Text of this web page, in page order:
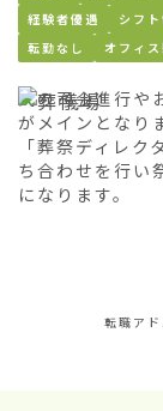
経験者優遇
シフ
転勤なし
オフィ
式の司会進行や
がメインとなり
「葬祭ディレ
ち合わせを行い
になります。
転職ア